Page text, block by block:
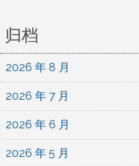
归档
2026 年 8 月
2026 年 7 月
2026 年 6 月
2026 年 5 月